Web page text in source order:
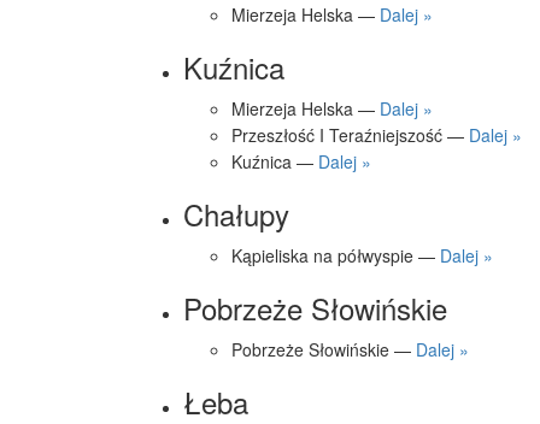
Mierzeja Helska — Dalej »
Kuźnica
Mierzeja Helska — Dalej »
Przeszłość I Teraźniejszość — Dalej »
Kuźnica — Dalej »
Chałupy
Kąpieliska na półwyspie — Dalej »
Pobrzeże Słowińskie
Pobrzeże Słowińskie — Dalej »
Łeba